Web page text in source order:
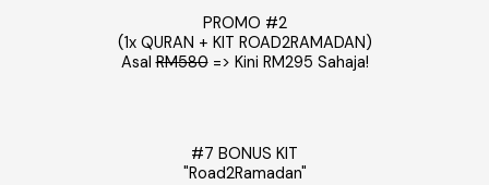
PROMO #2
(1x QURAN + KIT ROAD2RAMADAN)
AsalRM580=> Kini RM295 Sahaja!
#7 BONUS KIT
"Road2Ramadan"